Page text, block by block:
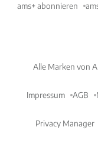
ams+ abonnieren
Alle Marken von
Impressum AGB
Privacy Manager